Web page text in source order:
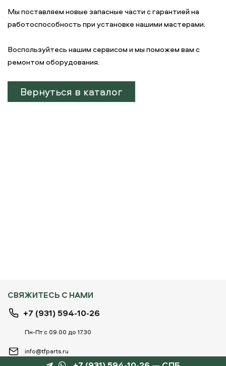
Мы поставляем новые запасные части с гарантией на
работоспособность при установке нашими мастерами.
Воспользуйтесь нашим сервисом и мы поможем вам с
ремонтом оборудования.
Вернуться в каталог
СВЯЖИТЕСЬ С НАМИ
+7 (931) 594-10-26
Пн-Пт с 09.00 до 17.30
info@tfparts.ru